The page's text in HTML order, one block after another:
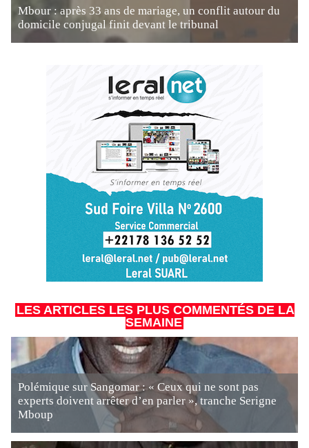
Mbour : après 33 ans de mariage, un conflit autour du
domicile conjugal finit devant le tribunal
LES ARTICLES LES PLUS COMMENTÉS DE LA
SEMAINE
Polémique sur Sangomar : « Ceux qui ne sont pas
experts doivent arrêter d’en parler », tranche Serigne
Mboup